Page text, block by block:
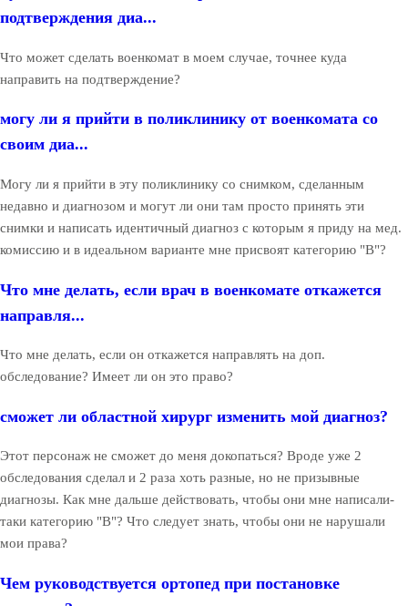
подтверждения диа...
Что может сделать военкомат в моем случае, точнее куда
направить на подтверждение?
могу ли я прийти в поликлинику от военкомата со
своим диа...
Могу ли я прийти в эту поликлинику со снимком, сделанным
недавно и диагнозом и могут ли они там просто принять эти
снимки и написать идентичный диагноз с которым я приду на мед.
комиссию и в идеальном варианте мне присвоят категорию "В"?
Что мне делать, если врач в военкомате откажется
направля...
Что мне делать, если он откажется направлять на доп.
обследование? Имеет ли он это право?
сможет ли областной хирург изменить мой диагноз?
Этот персонаж не сможет до меня докопаться? Вроде уже 2
обследования сделал и 2 раза хоть разные, но не призывные
диагнозы. Как мне дальше действовать, чтобы они мне написали-
таки категорию "В"? Что следует знать, чтобы они не нарушали
мои права?
Чем руководствуется ортопед при постановке